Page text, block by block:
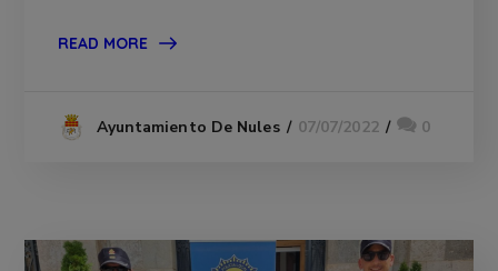
READ MORE
Ayuntamiento De Nules 07/07/2022 0